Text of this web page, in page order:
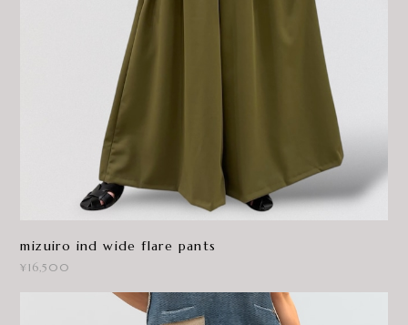
mizuiro ind wide flare pants
¥16,500